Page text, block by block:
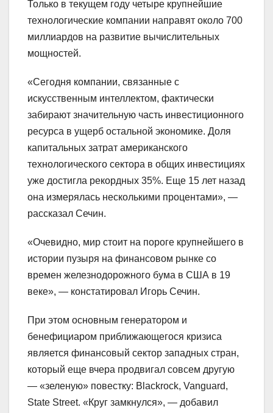
Только в текущем году четыре крупнейшие
технологические компании направят около 700
миллиардов на развитие вычислительных
мощностей.
«Сегодня компании, связанные с
искусственным интеллектом, фактически
забирают значительную часть инвестиционного
ресурса в ущерб остальной экономике. Доля
капитальных затрат американского
технологического сектора в общих инвестициях
уже достигла рекордных 35%. Еще 15 лет назад
она измерялась несколькими процентами», —
рассказал Сечин.
«Очевидно, мир стоит на пороге крупнейшего в
истории пузыря на финансовом рынке со
времен железнодорожного бума в США в 19
веке», — констатировал Игорь Сечин.
При этом основным генератором и
бенефициаром приближающегося кризиса
является финансовый сектор западных стран,
который еще вчера продвигал совсем другую
— «зеленую» повестку: Blackrock, Vanguard,
State Street. «Круг замкнулся», — добавил